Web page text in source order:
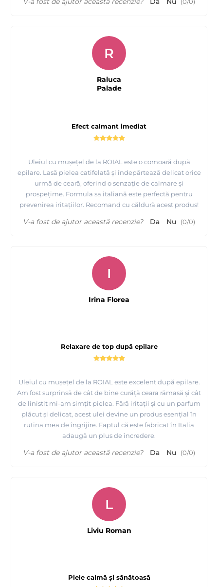
Efect calmant imediat
Uleiul cu mușețel de la ROIAL este o comoară după
epilare. Lasă pielea catifelată și îndepărtează delicat orice
urmă de ceară, oferind o senzație de calmare și
prospețime. Formula sa italiană este perfectă pentru
prevenirea iritațiilor. Recomand cu căldură acest produs!
R
Raluca
Palade
V-a fost de ajutor această recenzie? Da Nu (0/0)
Relaxare de top după epilare
Uleiul cu muşeţel de la ROIAL este excelent după epilare.
Am fost surprinsă de cât de bine curăţă ceara rămasă şi cât
de linistit mi-am simţit pielea. Fără iritaţii şi cu un parfum
plăcut şi delicat, acest ulei devine un produs esenţial în
rutina mea de îngrijire. Faptul că este fabricat în Italia
adaugă un plus de încredere.
I
Irina Florea
V-a fost de ajutor această recenzie? Da Nu (0/0)
Piele calmă și sănătoasă
L
Liviu Roman